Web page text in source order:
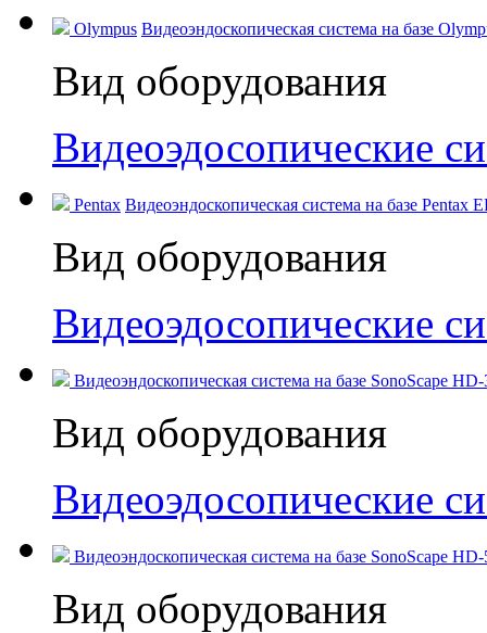
Olympus Видеоэндоскопическая система на базе
Вид оборудования
Видеоэдосопические
Pentax Видеоэндоскопическая система на базе Pentax
Вид оборудования
Видеоэдосопические
Видеоэндоскопическая система на базе SonoScape
Вид оборудования
Видеоэдосопические
Видеоэндоскопическая система на базе SonoScape
Вид оборудования